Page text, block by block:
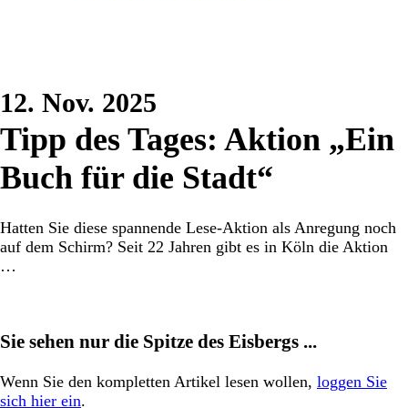
12. Nov. 2025
Tipp des Tages: Aktion „Ein
Buch für die Stadt“
Hatten Sie diese spannende Lese-Aktion als Anregung noch
auf dem Schirm? Seit 22 Jahren gibt es in Köln die Aktion
…
Sie sehen nur die Spitze des Eisbergs ...
Wenn Sie den kompletten Artikel lesen wollen, loggen Sie
sich hier ein.